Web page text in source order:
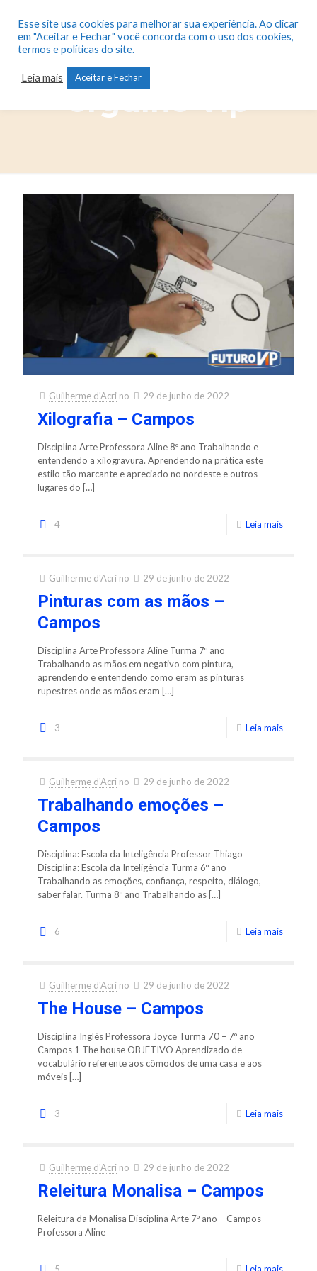
Campos –
orgulho Vip
Guilherme d'Acri no 29 de junho de 2022
Xilografia – Campos
Disciplina Arte Professora Aline 8º ano Trabalhando e
entendendo a xilogravura. Aprendendo na prática este
estilo tão marcante e apreciado no nordeste e outros
lugares do […]
4 Leia mais
Guilherme d'Acri no 29 de junho de 2022
Pinturas com as mãos –
Campos
Disciplina Arte Professora Aline Turma 7º ano
Trabalhando as mãos em negativo com pintura,
aprendendo e entendendo como eram as pinturas
rupestres onde as mãos eram […]
3 Leia mais
Guilherme d'Acri no 29 de junho de 2022
Trabalhando emoções –
Campos
Disciplina: Escola da Inteligência Professor Thiago
Disciplina: Escola da Inteligência Turma 6º ano
Trabalhando as emoções, confiança, respeito, diálogo,
saber falar. Turma 8º ano Trabalhando as […]
6 Leia mais
Guilherme d'Acri no 29 de junho de 2022
The House – Campos
Disciplina Inglês Professora Joyce Turma 70 – 7º ano
Campos 1 The house OBJETIVO Aprendizado de
vocabulário referente aos cômodos de uma casa e aos
móveis […]
3 Leia mais
Guilherme d'Acri no 29 de junho de 2022
Releitura Monalisa – Campos
Releitura da Monalisa Disciplina Arte 7º ano – Campos
Professora Aline
5 Leia mais
Esse site usa cookies para melhorar sua experiência. Ao clicar
em "Aceitar e Fechar" você concorda com o uso dos cookies,
termos e políticas do site.
Leia mais Aceitar e Fechar